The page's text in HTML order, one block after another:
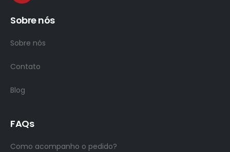
Sobre nós
Sobre nós
Contato
Blog
FAQs
Como acompanho o pedido?